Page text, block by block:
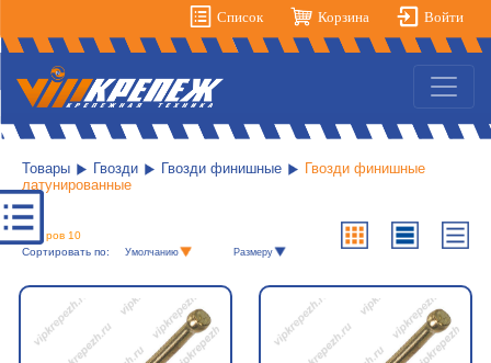
Список Корзина Войти
Товары Гвозди Гвозди финишные
Гвозди финишные
латунированные
Товаров 10
Сортировать по:
Умолчанию Размеру